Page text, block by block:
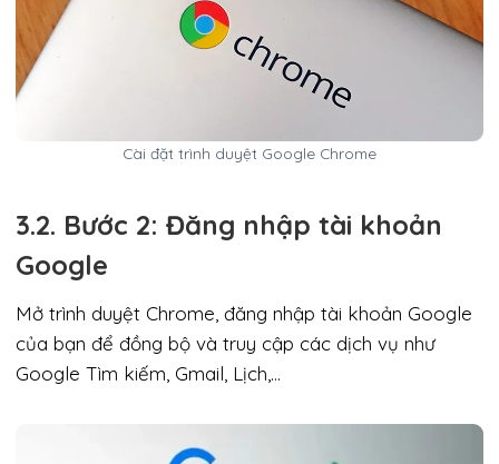
Cài đặt trình duyệt Google Chrome
3.2. Bước 2: Đăng nhập tài khoản
Google
Mở trình duyệt Chrome, đăng nhập tài khoản Google
của bạn để đồng bộ và truy cập các dịch vụ như
Google Tìm kiếm, Gmail, Lịch,…